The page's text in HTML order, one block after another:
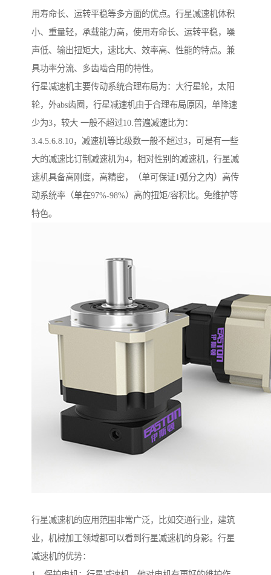
用寿命长、运转平稳等多方面的优点。行星减速机体积
小、重量轻，承载能力高，使用寿命长、运转平稳，噪
声低、输出扭矩大，速比大、效率高、性能的特点。兼
具功率分流、多齿啮合用的特性。
行星减速机主要传动系统合理布局为：大行星轮，太阳
轮，外abs齿圈，行星减速机由于合理布局原因，单降速
少为3，较大 一般不超过10.普遍减速比为：
3.4.5.6.8.10，减速机等比级数一般不超过3，可是有一些
大的减速比订制减速机为4，相对性别的减速机，行星减
速机具备高刚度，高精密，（单可保证1弧分之内）高传
动系统率（单在97%-98%）高的扭矩/容积比。免维护等
特色。
行星减速机的应用范围非常广泛，比如交通行业，建筑
业，机械加工领域都可以看到行星减速机的身影。行星
减速机的优势：